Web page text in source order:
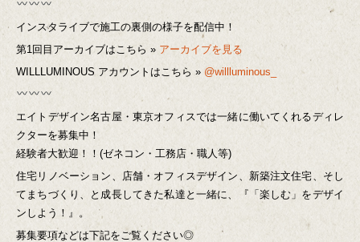
インスタライブで施工の裏側の様子を配信中！
第1回目アーカイブはこちら » アーカイブを見る
WILLLUMINOUS アカウントはこちら » @willluminous_
エイトデザイン名古屋・東京オフィスでは一緒に働いてくれるディレ
クターを募集中！
経験者大歓迎！！(ゼネコン・工務店・職人等)
住宅リノベーション、店舗・オフィスデザイン、新築注文住宅、そし
てまちづくり、と成長してきた私達と一緒に、『「楽しむ」をデザイ
ンしよう！』。
募集要項などは下記をご覧ください◎